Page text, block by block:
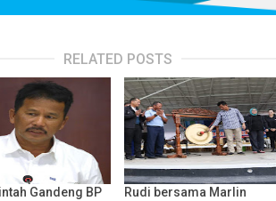
RELATED POSTS
Gandeng BP
Rudi bersama Marlin